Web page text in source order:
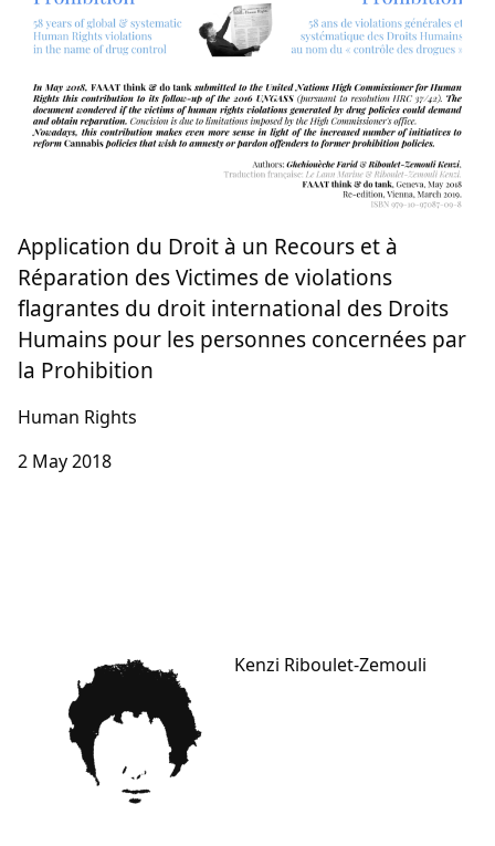
Application du Droit à un Recours et à
Réparation des Victimes de violations
flagrantes du droit international des Droits
Humains pour les personnes concernées par
la Prohibition
Human Rights
2 May 2018
Kenzi Riboulet-Zemouli